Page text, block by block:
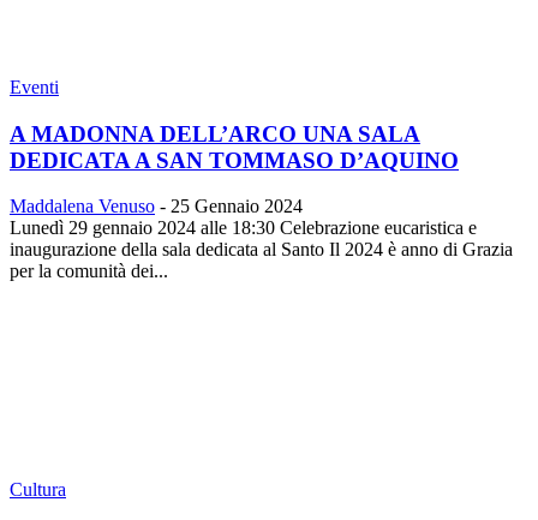
Eventi
A MADONNA DELL’ARCO UNA SALA
DEDICATA A SAN TOMMASO D’AQUINO
Maddalena Venuso - 25 Gennaio 2024
Lunedì 29 gennaio 2024 alle 18:30 Celebrazione eucaristica e
inaugurazione della sala dedicata al Santo Il 2024 è anno di Grazia
per la comunità dei...
Cultura